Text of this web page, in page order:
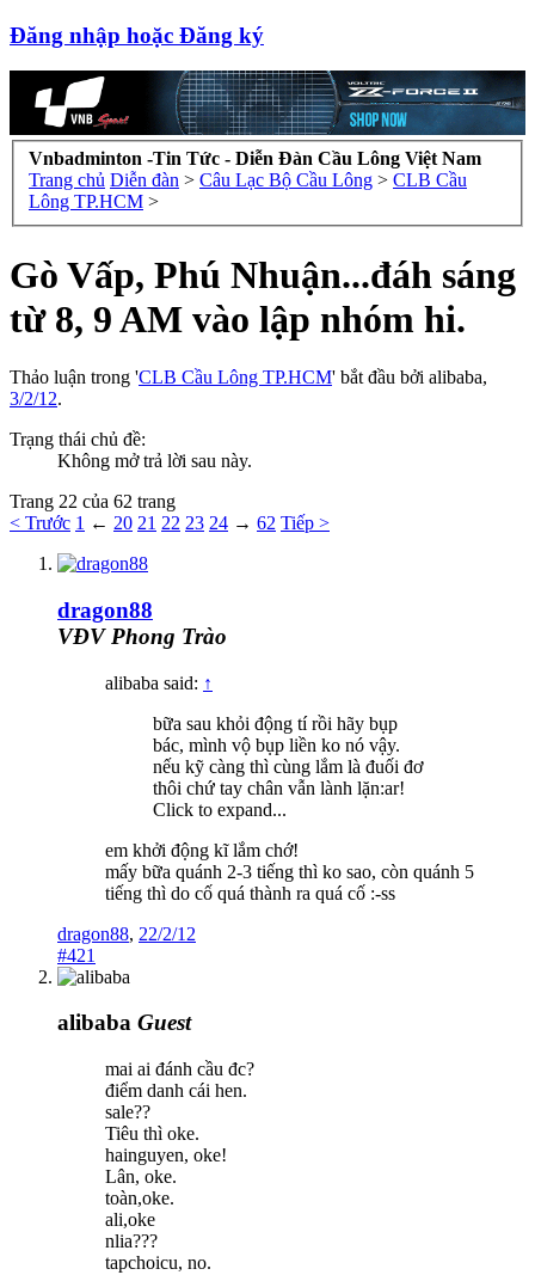
Đăng nhập hoặc Đăng ký
Vnbadminton -Tin Tức - Diễn Đàn Cầu Lông Việt Nam
Trang chủ Diễn đàn > Câu Lạc Bộ Cầu Lông > CLB Cầu
Lông TP.HCM >
Gò Vấp, Phú Nhuận...đáh sáng
từ 8, 9 AM vào lập nhóm hi.
Thảo luận trong 'CLB Cầu Lông TP.HCM' bắt đầu bởi alibaba,
3/2/12.
Trạng thái chủ đề:
Không mở trả lời sau này.
Trang 22 của 62 trang
< Trước 1 ← 20 21 22 23 24 → 62 Tiếp >
dragon88
VĐV Phong Trào
alibaba said: ↑
bữa sau khỏi động tí rồi hãy bụp
bác, mình vộ bụp liền ko nó vậy.
nếu kỹ càng thì cùng lắm là đuối đơ
thôi chứ tay chân vẫn lành lặn:ar!
Click to expand...
em khởi động kĩ lắm chớ!
mấy bữa quánh 2-3 tiếng thì ko sao, còn quánh 5
tiếng thì do cố quá thành ra quá cố :-ss
dragon88, 22/2/12
#421
alibaba Guest
mai ai đánh cầu đc?
điểm danh cái hen.
sale??
Tiêu thì oke.
hainguyen, oke!
Lân, oke.
toàn,oke.
ali,oke
nlia???
tapchoicu, no.